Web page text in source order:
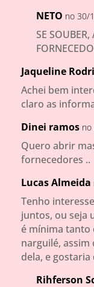
NETO no 30/
SE
Jaqueline
Achei bem
claro as
Dinei ramos
Quero abrir
fornecedores ..
Lucas Almeida
Tenho
juntos, ou seja
é mínima tanto
narguilé,
dela, e
Rihferson